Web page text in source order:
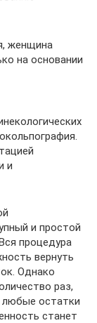
женщина
на основании
и
и простой
процедура
вернуть
Однако
раз,
любые остатки
станет